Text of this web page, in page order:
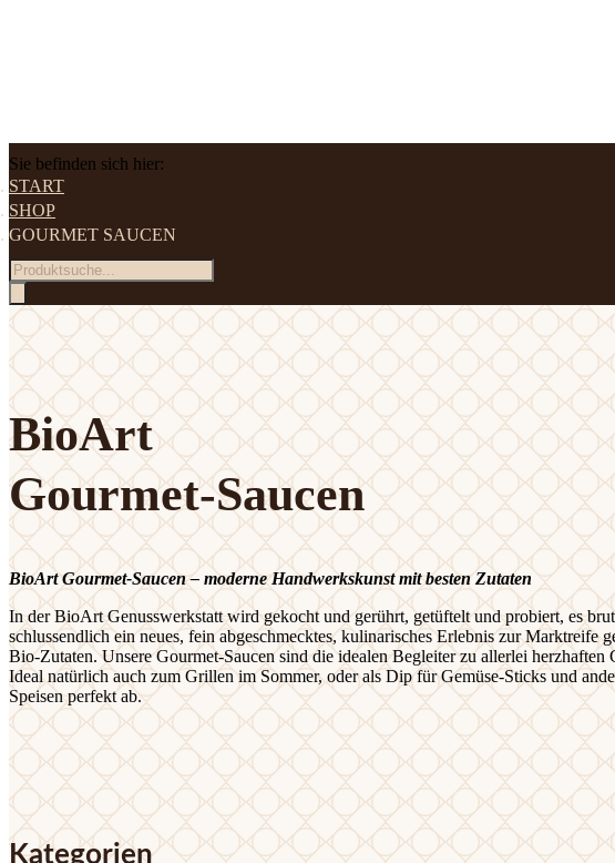
Sie befinden sich hier:
START
SHOP
GOURMET SAUCEN
Products
search
BioArt
Gourmet-Saucen
BioArt Gourmet-Saucen – moderne Handwerkskunst mit besten Zutaten
In der BioArt Genusswerkstatt wird gekocht und gerührt, getüftelt und probiert, es
schlussendlich ein neues, fein abgeschmecktes, kulinarisches Erlebnis zur
Bio-Zutaten. Unsere Gourmet-Saucen sind die idealen Begleiter zu allerlei
Ideal natürlich auch zum Grillen im Sommer, oder als Dip für Gemüse-Sticks und
Speisen perfekt ab.
Kategorien